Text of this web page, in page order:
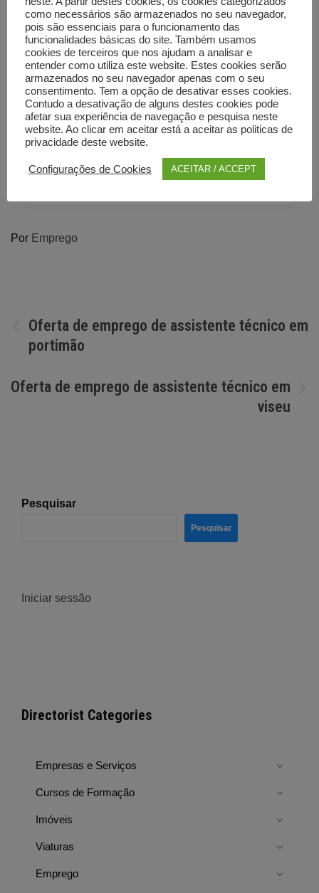
Por Emprego
Navegação
de
artigos
Oferta de emprego de assistente técnico em
portimão
Oferta de emprego de assistente técnico em
viseu
Pesquisar
Pesquisar
Iniciar sessão
Directorist Categories
Empresas e Serviços
Cursos de Formação
Imóveis
Viaturas
Emprego
como necessários são armazenados no seu navegador,
pois são essenciais para o funcionamento das
funcionalidades básicas do site. Também usamos
cookies de terceiros que nos ajudam a analisar e
entender como utiliza este website. Estes cookies serão
armazenados no seu navegador apenas com o seu
consentimento. Tem a opção de desativar esses cookies.
Contudo a desativação de alguns destes cookies pode
afetar sua experiência de navegação e pesquisa neste
website. Ao clicar em aceitar está a aceitar as politicas de
privacidade deste website.
Configurações de Cookies ACEITAR / ACCEPT